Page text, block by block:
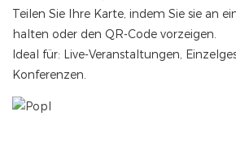
Teilen Sie Ihre Karte, indem Sie sie an
halten oder den QR-Code vorzeigen.
Ideal für: Live-Veranstaltungen,
Konferenzen.